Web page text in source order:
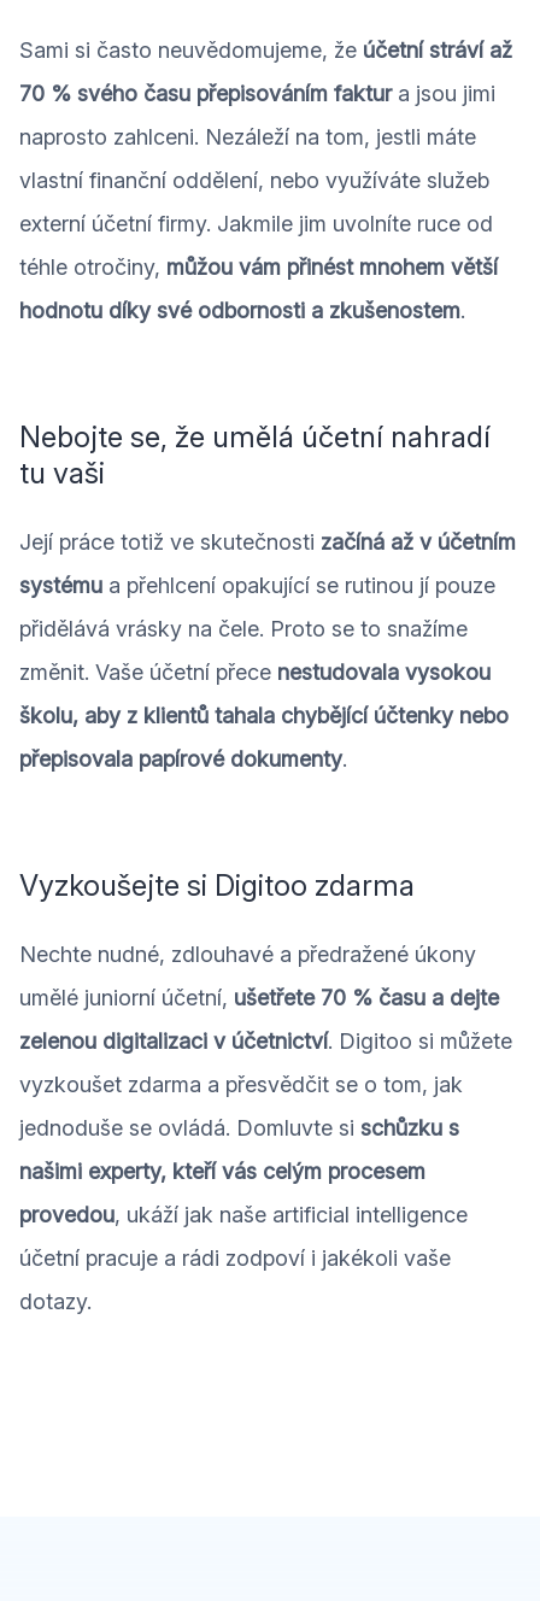
Sami si často neuvědomujeme, že účetní stráví až
70 % svého času přepisováním faktura jsou jimi
naprosto zahlceni. Nezáleží na tom, jestli máte
vlastní finanční oddělení, nebo využíváte služeb
externí účetní firmy. Jakmile jim uvolníte ruce od
téhle otročiny, můžou vám přinést mnohem větší
hodnotu díky své odbornosti a zkušenostem.
Nebojte se, že umělá účetní nahradí
tu vaši
Její práce totiž ve skutečnosti začíná až v účetním
systému a přehlcení opakující se rutinou jí pouze
přidělává vrásky na čele. Proto se to snažíme
změnit. Vaše účetní přece nestudovala vysokou
školu, aby z klientů tahala chybějící účtenky nebo
přepisovala papírové dokumenty.
Vyzkoušejte si Digitoo zdarma
Nechte nudné, zdlouhavé a předražené úkony
umělé juniorní účetní, ušetřete 70 % času a dejte
zelenou digitalizaci v účetnictví. Digitoo si můžete
vyzkoušet zdarma a přesvědčit se o tom, jak
jednoduše se ovládá. Domluvte si schůzku s
našimi experty, kteří vás celým procesem
provedou, ukáží jak naše artificial intelligence
účetní pracuje a rádi zodpoví i jakékoli vaše
dotazy.